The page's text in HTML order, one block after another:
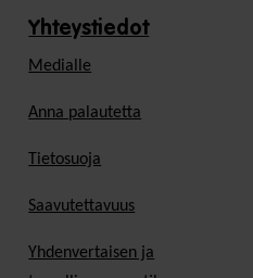
Yhteystiedot
Medialle
Anna palautetta
Tietosuoja
Saavutettavuus
Yhdenvertaisen ja